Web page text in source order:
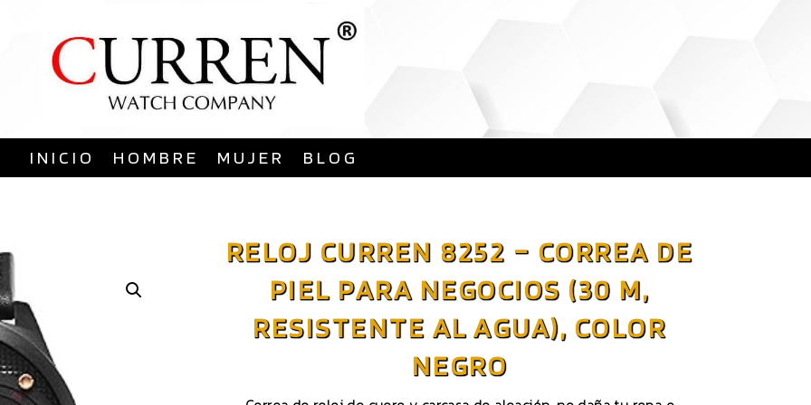
al
contenido
INICIO HOMBRE MUJER BLOG
RELOJ CURREN 8252 – CORREA DE
PIEL PARA NEGOCIOS (30 M,
RESISTENTE AL AGUA), COLOR
NEGRO